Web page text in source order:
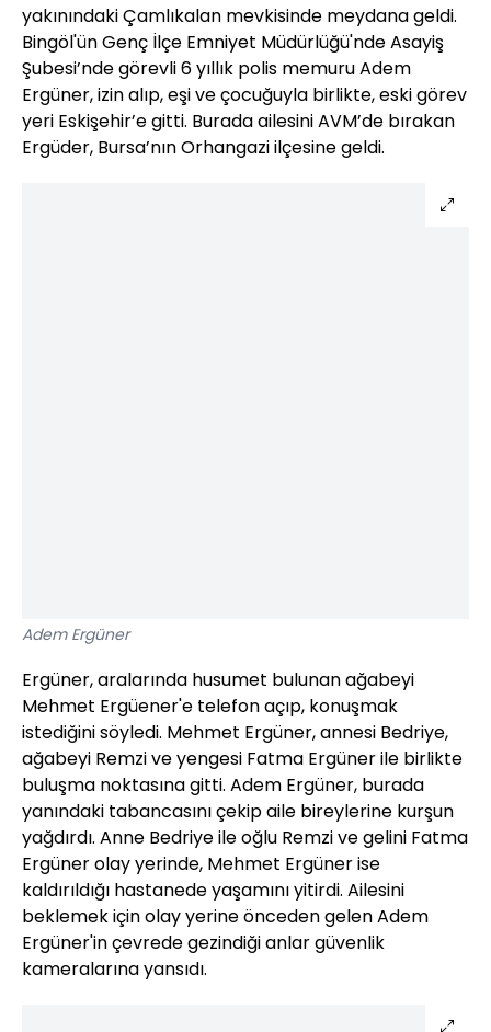
yakınındaki Çamlıkalan mevkisinde meydana geldi.
Bingöl'ün Genç İlçe Emniyet Müdürlüğü'nde Asayiş
Şubesi’nde görevli 6 yıllık polis memuru Adem
Ergüner, izin alıp, eşi ve çocuğuyla birlikte, eski görev
yeri Eskişehir’e gitti. Burada ailesini AVM’de bırakan
Ergüder, Bursa’nın Orhangazi ilçesine geldi.
Adem Ergüner
Ergüner, aralarında husumet bulunan ağabeyi
Mehmet Ergüener'e telefon açıp, konuşmak
istediğini söyledi. Mehmet Ergüner, annesi Bedriye,
ağabeyi Remzi ve yengesi Fatma Ergüner ile birlikte
buluşma noktasına gitti. Adem Ergüner, burada
yanındaki tabancasını çekip aile bireylerine kurşun
yağdırdı. Anne Bedriye ile oğlu Remzi ve gelini Fatma
Ergüner olay yerinde, Mehmet Ergüner ise
kaldırıldığı hastanede yaşamını yitirdi. Ailesini
beklemek için olay yerine önceden gelen Adem
Ergüner'in çevrede gezindiği anlar güvenlik
kameralarına yansıdı.